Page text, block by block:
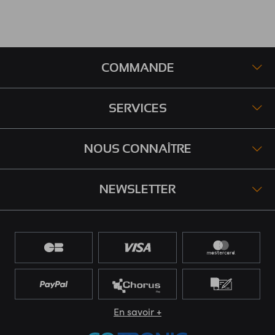
COMMANDE
SERVICES
NOUS CONNAÎTRE
NEWSLETTER
En savoir +